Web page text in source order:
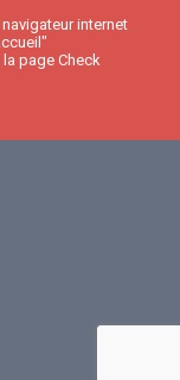
internet
page Check